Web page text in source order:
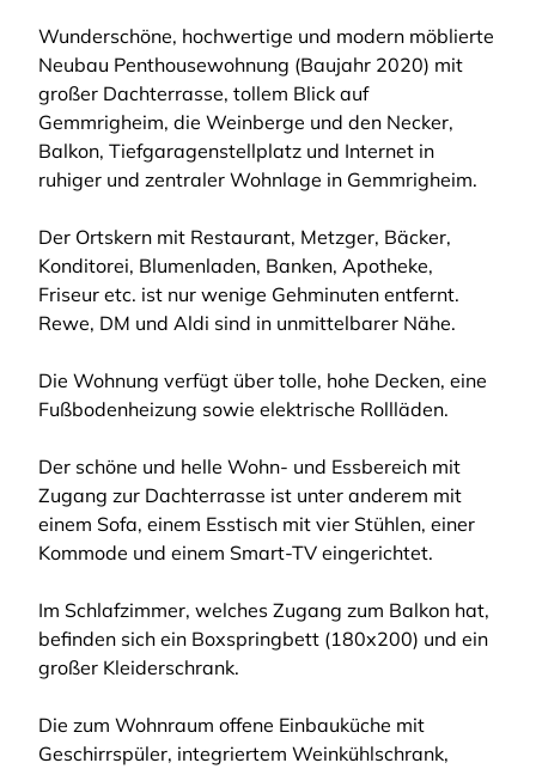
Wunderschöne, hochwertige und modern möblierte
Neubau Penthousewohnung (Baujahr 2020) mit
großer Dachterrasse, tollem Blick auf
Gemmrigheim, die Weinberge und den Necker,
Balkon, Tiefgaragenstellplatz und Internet in
ruhiger und zentraler Wohnlage in Gemmrigheim.
Der Ortskern mit Restaurant, Metzger, Bäcker,
Konditorei, Blumenladen, Banken, Apotheke,
Friseur etc. ist nur wenige Gehminuten entfernt.
Rewe, DM und Aldi sind in unmittelbarer Nähe.
Die Wohnung verfügt über tolle, hohe Decken, eine
Fußbodenheizung sowie elektrische Rollläden.
Der schöne und helle Wohn- und Essbereich mit
Zugang zur Dachterrasse ist unter anderem mit
einem Sofa, einem Esstisch mit vier Stühlen, einer
Kommode und einem Smart-TV eingerichtet.
Im Schlafzimmer, welches Zugang zum Balkon hat,
befinden sich ein Boxspringbett (180x200) und ein
großer Kleiderschrank.
Die zum Wohnraum offene Einbauküche mit
Geschirrspüler, integriertem Weinkühlschrank,